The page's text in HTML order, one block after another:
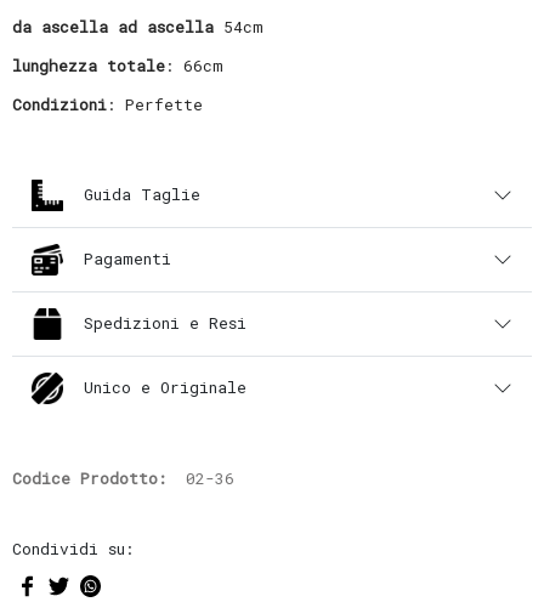
da ascella ad ascella54cm
lunghezza totale: 66cm
Condizioni: Perfette
Guida Taglie
Pagamenti
Spedizioni e Resi
Unico e Originale
Codice Prodotto: 02-36
Condividi su: